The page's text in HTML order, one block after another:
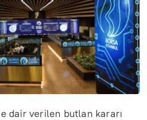
dair verilen butlan kararı